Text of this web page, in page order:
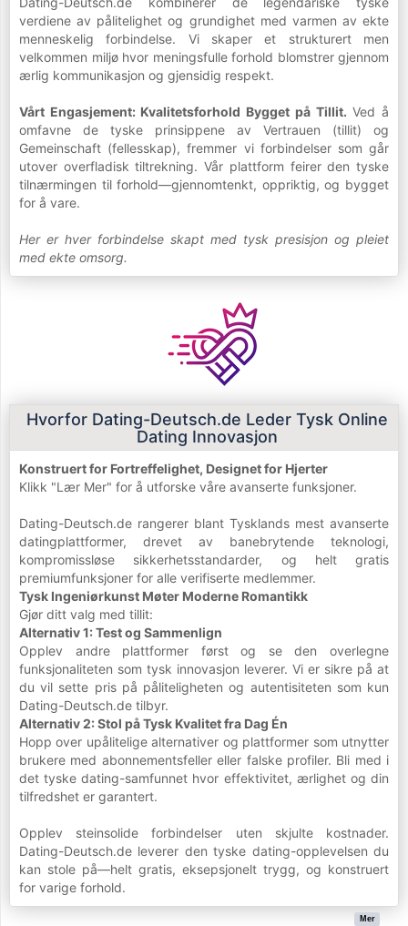
verdiene av pålitelighet og grundighet med varmen av ekte
menneskelig forbindelse. Vi skaper et strukturert men
velkommen miljø hvor meningsfulle forhold blomstrer gjennom
ærlig kommunikasjon og gjensidig respekt.
Vårt Engasjement: Kvalitetsforhold Bygget på Tillit. Ved å
omfavne de tyske prinsippene av Vertrauen (tillit) og
Gemeinschaft (fellesskap), fremmer vi forbindelser som går
utover overfladisk tiltrekning. Vår plattform feirer den tyske
tilnærmingen til forhold—gjennomtenkt, oppriktig, og bygget
for å vare.
Her er hver forbindelse skapt med tysk presisjon og pleiet
med ekte omsorg.
Hvorfor Dating-Deutsch.de Leder Tysk Online
Dating Innovasjon
Konstruert for Fortreffelighet, Designet for Hjerter
Klikk "Lær Mer" for å utforske våre avanserte funksjoner.
Dating-Deutsch.de rangerer blant Tysklands mest avanserte
datingplattformer, drevet av banebrytende teknologi,
kompromissløse sikkerhetsstandarder, og helt gratis
premiumfunksjoner for alle verifiserte medlemmer.
Tysk Ingeniørkunst Møter Moderne Romantikk
Gjør ditt valg med tillit:
Alternativ 1: Test og Sammenlign
Opplev andre plattformer først og se den overlegne
funksjonaliteten som tysk innovasjon leverer. Vi er sikre på at
du vil sette pris på påliteligheten og autentisiteten som kun
Dating-Deutsch.de tilbyr.
Alternativ 2: Stol på Tysk Kvalitet fra Dag Én
Hopp over upålitelige alternativer og plattformer som utnytter
brukere med abonnementsfeller eller falske profiler. Bli med i
det tyske dating-samfunnet hvor effektivitet, ærlighet og din
tilfredshet er garantert.
Opplev steinsolide forbindelser uten skjulte kostnader.
Dating-Deutsch.de leverer den tyske dating-opplevelsen du
kan stole på—helt gratis, eksepsjonelt trygg, og konstruert
for varige forhold.
Mer